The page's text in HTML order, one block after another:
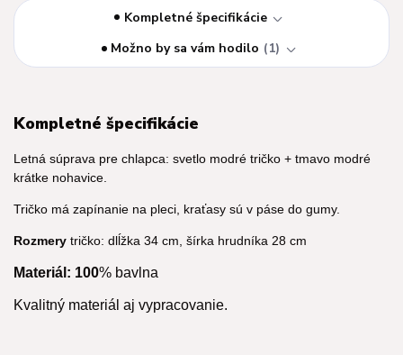
Kompletné špecifikácie
Možno by sa vám hodilo
1
Kompletné špecifikácie
Letná súprava pre chlapca: svetlo modré tričko + tmavo modré
krátke nohavice.
Tričko má zapínanie na pleci, kraťasy sú v páse do gumy.
Rozmery tričko: dlĺžka 34 cm, šírka hrudníka 28 cm
Materiál: 100% bavlna
Kvalitný materiál aj vypracovanie.